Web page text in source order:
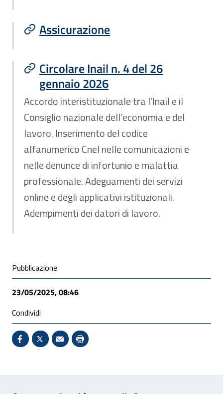
Assicurazione
Circolare Inail n. 4 del 26
gennaio 2026
Accordo interistituzionale tra l’Inail e il
Consiglio nazionale dell’economia e del
lavoro. Inserimento del codice
alfanumerico Cnel nelle comunicazioni e
nelle denunce di infortunio e malattia
professionale. Adeguamenti dei servizi
online e degli applicativi istituzionali.
Adempimenti dei datori di lavoro.
Condivisione social
Pubblicazione
23/05/2025, 08:46
Condividi
Condividi su Facebook - Sito esterno - Apertura in
X - Sito esterno - Apertura in nuova finestra
Invio Mail: apre il programma di posta
Stampa pagina: scelta meno